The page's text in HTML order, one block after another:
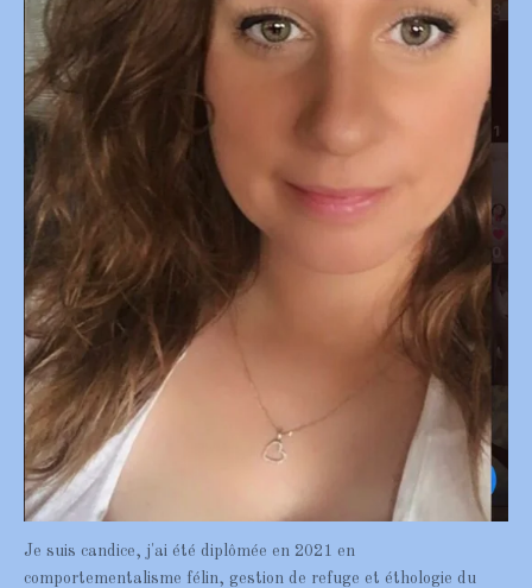
Je suis candice, j'ai été diplômée en 2021 en
comportementalisme félin, gestion de refuge et éthologie du